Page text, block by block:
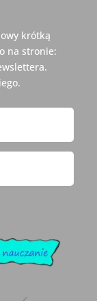
krótką
na stronie: